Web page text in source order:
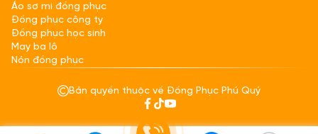
Áo sơ mi đồng phục
Đồng phục công ty
Đồng phục học sinh
May ba lô
Nón đồng phục
Bản quyền thuộc về Đồng Phục Phú Quý